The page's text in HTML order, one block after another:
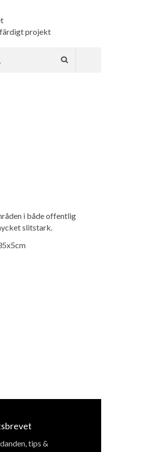
projekt
i både offentlig
slitstark.
tips &